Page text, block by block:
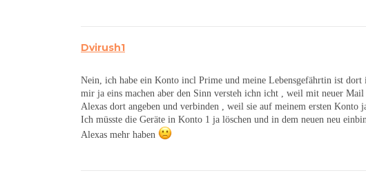
Dvirush1
Nein, ich habe ein Konto incl Prime und meine Lebensgefährtin ist
mir ja eins machen aber den Sinn versteh ichn icht , weil mit neuer
Alexas dort angeben und verbinden , weil sie auf meinem ersten Konto
Ich müsste die Geräte in Konto 1 ja löschen und in dem neuen neu
Alexas mehr haben